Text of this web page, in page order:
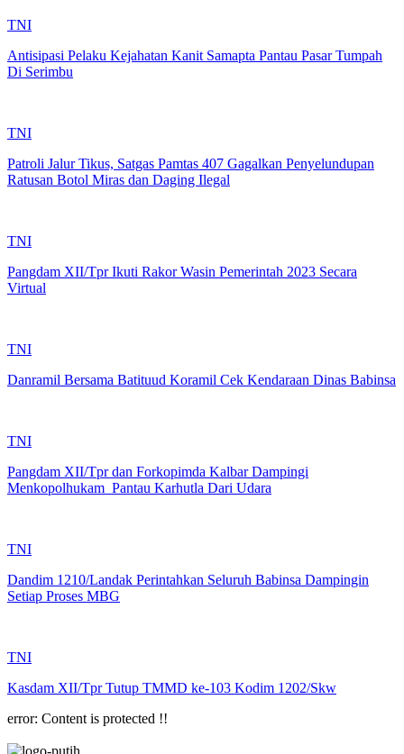
TNI
Antisipasi Pelaku Kejahatan Kanit Samapta Pantau Pasar Tumpah
Di Serimbu
TNI
Patroli Jalur Tikus, Satgas Pamtas 407 Gagalkan Penyelundupan
Ratusan Botol Miras dan Daging Ilegal
TNI
Pangdam XII/Tpr Ikuti Rakor Wasin Pemerintah 2023 Secara
Virtual
TNI
Danramil Bersama Batituud Koramil Cek Kendaraan Dinas Babinsa
TNI
Pangdam XII/Tpr dan Forkopimda Kalbar Dampingi
Menkopolhukam Pantau Karhutla Dari Udara
TNI
Dandim 1210/Landak Perintahkan Seluruh Babinsa Dampingin
Setiap Proses MBG
TNI
Kasdam XII/Tpr Tutup TMMD ke-103 Kodim 1202/Skw
error: Content is protected !!